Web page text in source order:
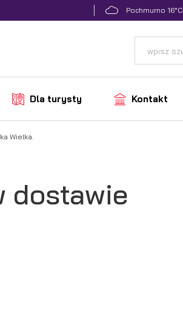
Pochmurno 16°C
Dla turysty Kontakt
Wielka.
dostawie